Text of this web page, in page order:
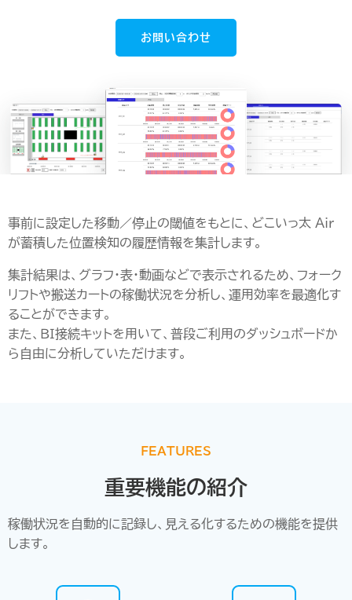
お問い合わせ
事前に設定した移動／停止の閾値をもとに、どこいっ太 Air
が蓄積した位置検知の履歴情報を集計します。
集計結果は、グラフ・表・動画などで表示されるため、フォーク
リフトや搬送カートの稼働状況を分析し、運用効率を最適化す
ることができます。
また、ＢＩ接続キットを用いて、普段ご利用のダッシュボードか
ら自由に分析していただけます。
FEATURES
重要機能の紹介
稼働状況を自動的に記録し、見える化するための機能を提供
します。